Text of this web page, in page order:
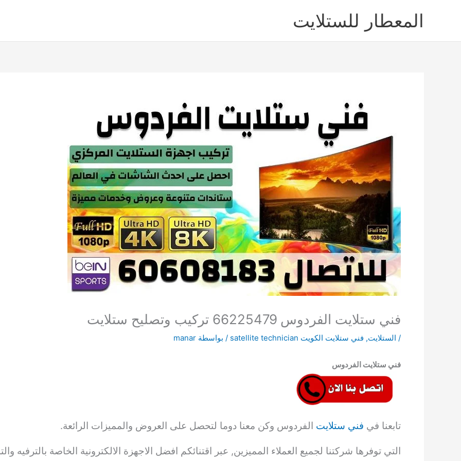
المعطار للستلايت
فني ستلايت الفردوس 66225479 تركيب وتصليح ستلايت
/ الستلايت, فني ستلايت الكويت satellite technician / بواسطة manar
فني ستلايت الفردوس
تابعنا في فني ستلايت الفردوس وكن معنا دوما لتحصل على العروض والمميزات الرائعة.
التي توفرها شركتنا لجميع العملاء المميزين, عبر اقتنائكم افضل الاجهزة الالكترونية الخاصة بالترفيه